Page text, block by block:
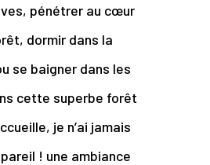
pénétrer au cœur
dormir dans la
se baigner dans les
cette superbe forêt
je n’ai jamais
! une ambiance